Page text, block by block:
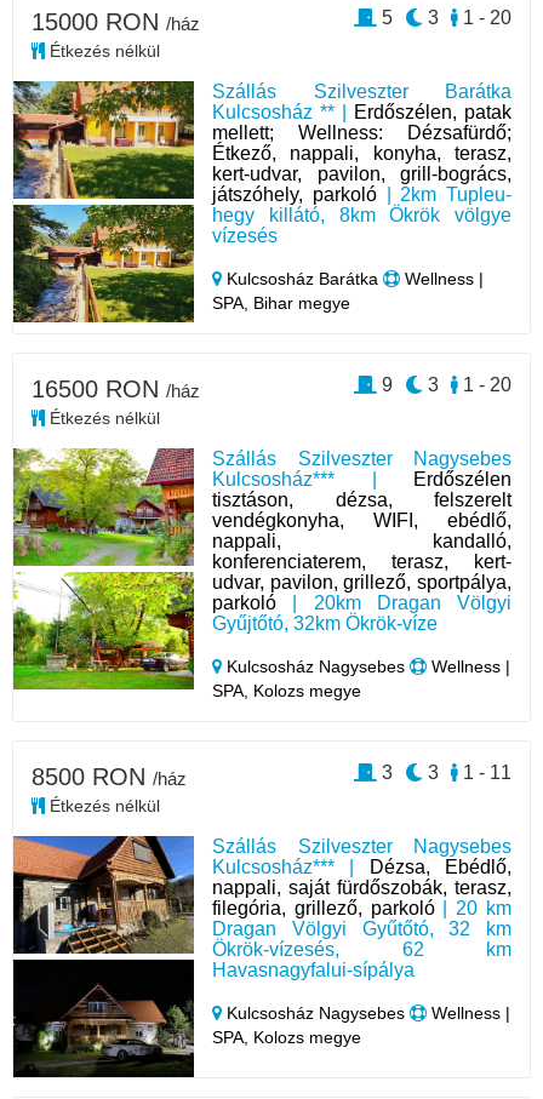
Szállás Szilveszter Barátka
Kulcsosház ** |
Erdőszélen, patak
mellett; Wellness: Dézsafürdő;
Étkező, nappali, konyha, terasz,
kert-udvar, pavilon, grill-bogrács,
játszóhely, parkoló| 2km Tupleu-
hegy killátó, 8km Ökrök völgye
vízesés
Kulcsosház Barátka
Wellness |
SPA, Bihar megye
15000 RON /ház
Étkezés nélkül
1 - 20
3
5
Szállás Szilveszter Nagysebes
Kulcsosház*** |
Erdőszélen
tisztáson, dézsa, felszerelt
vendégkonyha, WIFI, ebédlő,
nappali, kandalló,
konferenciaterem, terasz, kert-
udvar, pavilon, grillező, sportpálya,
parkoló | 20km Dragan Völgyi
Gyűjtőtó, 32km Ökrök-víze
Kulcsosház Nagysebes
Wellness |
SPA, Kolozs megye
16500 RON /ház
Étkezés nélkül
1 - 20
3
9
Szállás Szilveszter Nagysebes
Kulcsosház*** |
Dézsa, Ebédlő,
nappali, saját fürdőszobák, terasz,
filegória, grillező, parkoló| 20 km
Dragan Völgyi Gyűtőtó, 32 km
Ökrök-vízesés, 62 km
Havasnagyfalui-sípálya
Kulcsosház Nagysebes
Wellness |
SPA, Kolozs megye
8500 RON /ház
Étkezés nélkül
1 - 11
3
3